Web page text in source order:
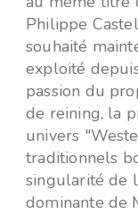
Philippe
souhaité
exploité
passion du
de reining, la
univers
traditionnels
singularité de
dominante de